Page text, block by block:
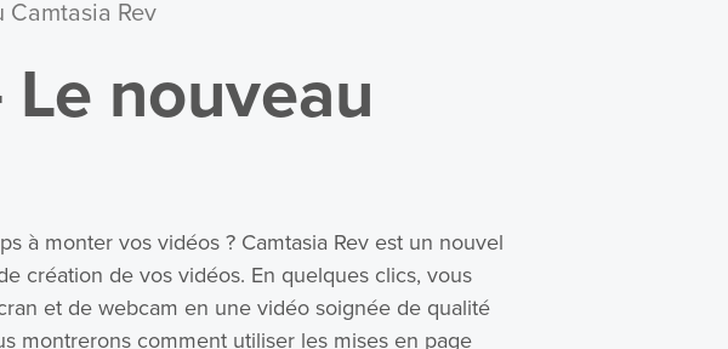
Camtasia Rev
Le nouveau
à monter vos vidéos ? Camtasia Rev est un nouvel
création de vos vidéos. En quelques clics, vous
et de webcam en une vidéo soignée de qualité
montrerons comment utiliser les mises en page